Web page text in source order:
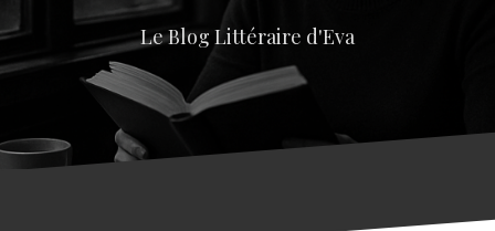
Le Blog Littéraire d'Eva